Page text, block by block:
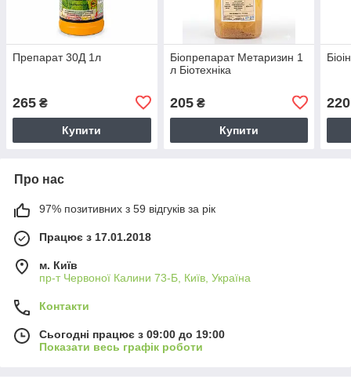
Препарат 30Д 1л
265 ₴
Купити
Біопрепарат Метаризин 1
л Біотехніка
205₴
Купити
220
Про нас
97% позитивних з 59 відгуків за рік
Працює з 17.01.2018
м. Київ
пр-т Червоної Калини 73-Б, Київ, Україна
Контакти
Сьогодні працює з 09:00 до 19:00
Показати весь графік роботи